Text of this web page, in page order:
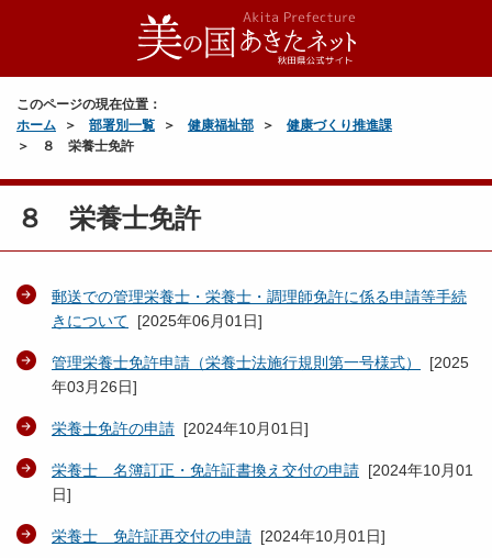
このページの現在位置：
ホーム
部署別一覧 健康福祉部
健康づくり推進課
８ 栄養士免許
８ 栄養士免許
郵送での管理栄養士・栄養士・調理師免許に係る申請等手続
きについて [2025年06月01日]
管理栄養士免許申請（栄養士法施行規則第一号様式） [2025
年03月26日]
栄養士免許の申請 [2024年10月01日]
栄養士 名簿訂正・免許証書換え交付の申請 [2024年10月01
日]
栄養士 免許証再交付の申請 [2024年10月01日]